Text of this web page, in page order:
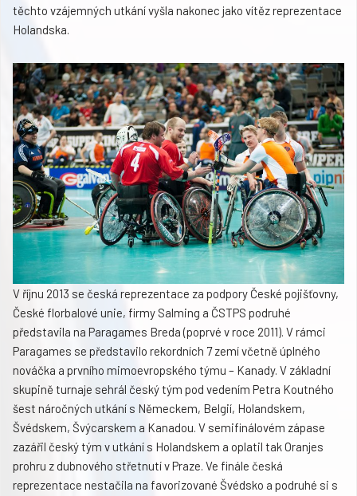
těchto vzájemných utkání vyšla nakonec jako vítěz reprezentace
Holandska.
V říjnu 2013 se česká reprezentace za podpory České pojišťovny,
České florbalové unie, firmy Salming a ČSTPS podruhé
představila na Paragames Breda (poprvé v roce 2011). V rámci
Paragames se představilo rekordních 7 zemí včetně úplného
nováčka a prvního mimoevropského týmu – Kanady. V základní
skupině turnaje sehrál český tým pod vedením Petra Koutného
šest náročných utkání s Německem, Belgií, Holandskem,
Švédskem, Švýcarskem a Kanadou. V semifinálovém zápase
zazářil český tým v utkání s Holandskem a oplatil tak Oranjes
prohru z dubnového střetnutí v Praze. Ve finále česká
reprezentace nestačila na favorizované Švédsko a podruhé si s